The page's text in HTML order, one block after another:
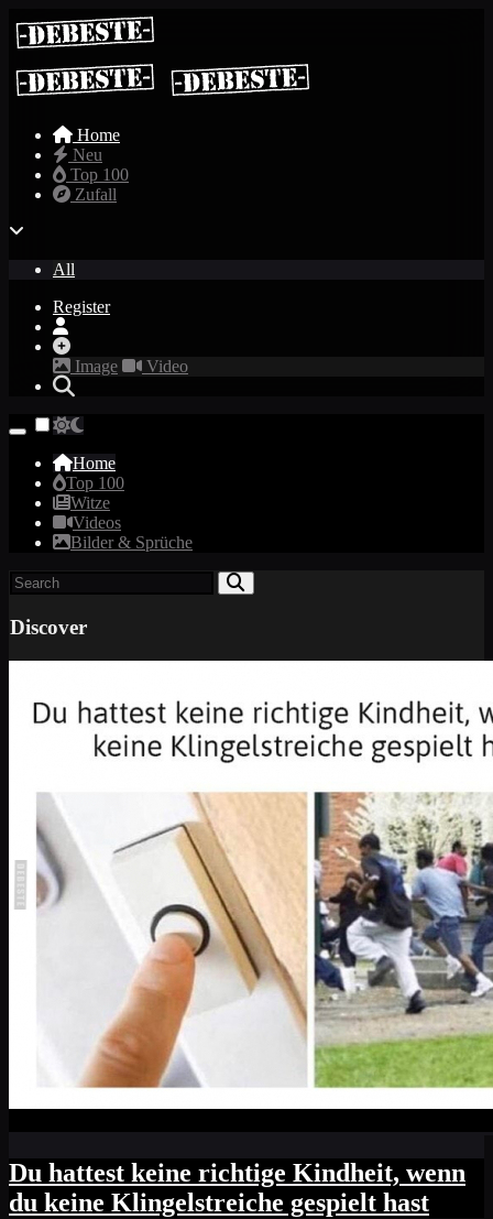
Home
Neu
Top 100
Zufall
All
Register
Image Video
Home
Top 100
Witze
Videos
Bilder & Sprüche
Discover
Du hattest keine richtige Kindheit, wenn
du keine Klingelstreiche gespielt hast